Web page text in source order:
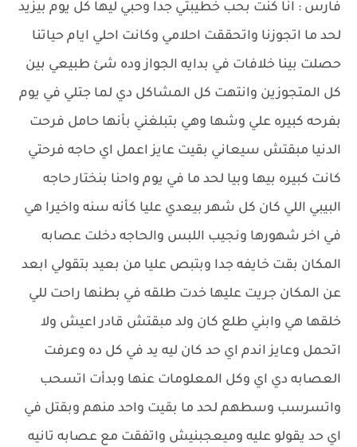
فارس : انا كنت بحب خطيبتي جدا وحبي ليها كل يوم بيزيد
لحد ما اتجوزنا واتحققت احلامي وكانت احلي ايام حياتنا
حصلت بينا خلافات في بدايه الجواز وده شئ طبيعي بين
كل المتجوزين وانتهت كل المشاكل دي لما جتلي في يوم
بفرحه كبيره علي وشها وهي بتبلغني بأنها حامل فرحت
الدنيا مبقتش سيعاني بقيت عايز اعمل اي حاجه فرحتي
كانت كبيره بيها وبيا لحد ما في يوم واحنا بنختار حاجه
البيبي اللي كان كل شهر بيعدي عليا كأنه سنه واخيرا هي
في اخر شهورها ونجيب اللبس والحاجه دخلت عصابه
المكان بقت خايفه جدا وبتبص عليا من بعيد بتقولي ابعد
عن المكان جريت عليها خدت طلقه في بطنها راحت للي
خلقها هي وابني طلع كان ولد مبقتش قادر اعيش ولا
اتحمل وعايز اندم اي حد كان ليه يد في كل ده وعرفت
العصابه دي اي وكل المعلومات عنها وبدأت اتسحب
واتسرسب وسطهم لحد ما بقيت واحد منهم وبقتل في
اي حد يقولو عليه وميعجبنيش واتفقت مع عصابه تانيه